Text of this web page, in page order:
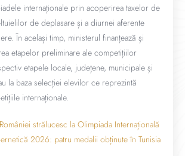
internaționale prin acoperirea taxelor de
de deplasare și a diurnei aferente
În același timp, ministerul finanțează și
etapelor preliminare ale competițiilor
etapele locale, județene, municipale și
la baza selecției elevilor ce reprezintă
internaționale.
strălucesc la Olimpiada Internațională
2026: patru medalii obținute în Tunisia